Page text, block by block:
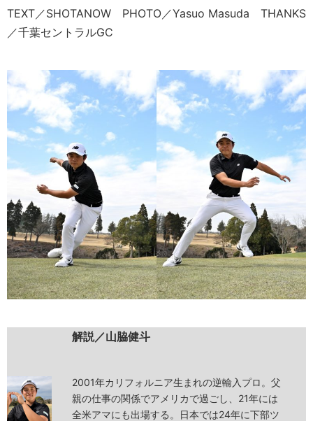
TEXT／SHOTANOW PHOTO／Yasuo Masuda THANKS
／千葉セントラルGC
解説／山脇健斗
2001年カリフォルニア生まれの逆輸入プロ。父
親の仕事の関係でアメリカで過ごし、21年には
全米アマにも出場する。日本では24年に下部ツ